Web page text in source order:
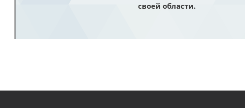
своей области.